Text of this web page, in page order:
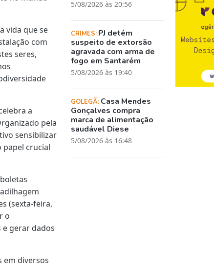
vida que se
com
seres,
a
pela
sensibilizar
papel crucial
(sexta-feira,
o
gerar dados
em diversos
5/08/2026 às 20:56
CRIMES: PJ detém
suspeito de extorsão
agravada com arma de
fogo em Santarém
5/08/2026 às 19:40
GOLEGÃ: Casa Mendes
Gonçalves compra
marca de alimentação
saudável Diese
5/08/2026 às 16:48